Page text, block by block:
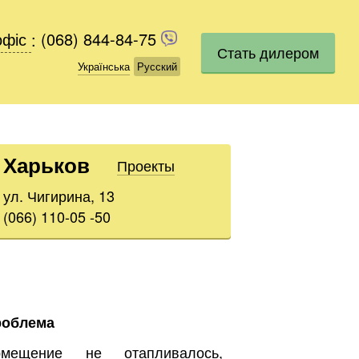
(068) 844-84-75
Українська Русский
: (068) 844-84-75
Українська Русский
Стать дилером
Харьков
Проекты
ул. Чигирина, 13
(066) 110-05 -50
не отапливалось,